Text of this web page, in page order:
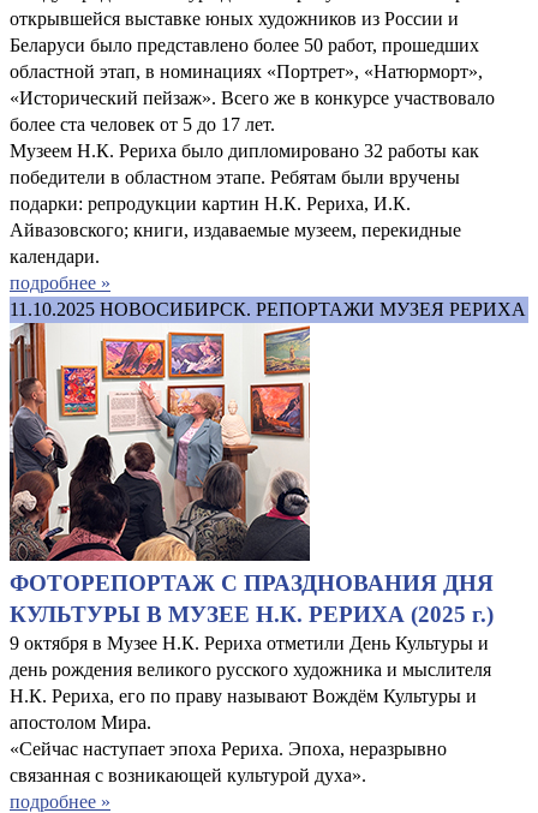
открывшейся выставке юных художников из России и
Беларуси было представлено более 50 работ, прошедших
областной этап, в номинациях «Портрет», «Натюрморт»,
«Исторический пейзаж». Всего же в конкурсе участвовало
более ста человек от 5 до 17 лет.
Музеем Н.К. Рериха было дипломировано 32 работы как
победители в областном этапе. Ребятам были вручены
подарки: репродукции картин Н.К. Рериха, И.К.
Айвазовского; книги, издаваемые музеем, перекидные
календари.
подробнее »
11.10.2025 НОВОСИБИРСК. РЕПОРТАЖИ МУЗЕЯ РЕРИХА
ФОТОРЕПОРТАЖ С ПРАЗДНОВАНИЯ ДНЯ
КУЛЬТУРЫ В МУЗЕЕ Н.К. РЕРИХА (2025 г.)
9 октября в Музее Н.К. Рериха отметили День Культуры и
день рождения великого русского художника и мыслителя
Н.К. Рериха, его по праву называют Вождём Культуры и
апостолом Мира.
«Сейчас наступает эпоха Рериха. Эпоха, неразрывно
связанная с возникающей культурой духа».
подробнее »